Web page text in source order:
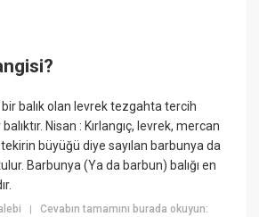
balık olan levrek tezgahta tercih
Nisan : Kırlangıç, levrek, mercan
tekirin büyüğü diye sayılan barbunya da
Barbunya (Ya da barbun) balığı en
|Cevabın tamamını burada okuyun: